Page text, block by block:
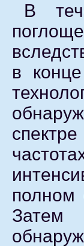
В
в
полном